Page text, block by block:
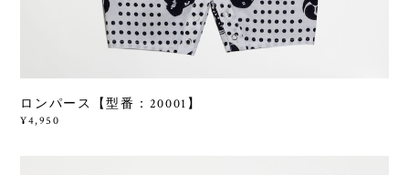
ロンパース【型番：20001】
¥4,950